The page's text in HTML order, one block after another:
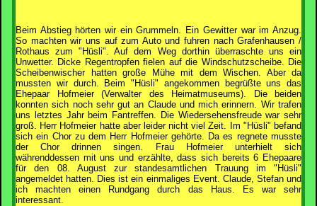
Beim Abstieg hörten wir ein Grummeln. Ein Gewitter war im Anzug.
So machten wir uns auf zum Auto und fuhren nach Grafenhausen /
Rothaus zum "Hüsli". Auf dem Weg dorthin überraschte uns ein
Unwetter. Dicke Regentropfen fielen auf die Windschutzscheibe. Die
Scheibenwischer hatten große Mühe mit dem Wischen. Aber da
mussten wir durch. Beim "Hüsli" angekommen begrüßte uns das
Ehepaar Hofmeier (Verwalter des Heimatmuseums). Die beiden
konnten sich noch sehr gut an Claude und mich erinnern. Wir trafen
uns letztes Jahr beim Fantreffen. Die Wiedersehensfreude war sehr
groß. Herr Hofmeier hatte aber leider nicht viel Zeit. Im "Hüsli" befand
sich ein Chor zu dem Herr Hofmeier gehörte. Da es regnete musste
der Chor drinnen singen. Frau Hofmeier unterhielt sich
währenddessen mit uns und erzählte, dass sich bereits 6 Ehepaare
für den 08. August zur standesamtlichen Trauung im "Hüsli"
angemeldet hatten. Dies ist ein einmaliges Event. Claude, Stefan und
ich machten einen Rundgang durch das Haus. Es war sehr
interessant.